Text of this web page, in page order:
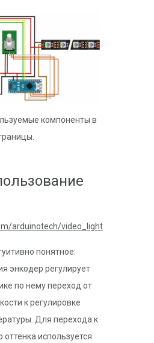
компоненты в
arduinotech/video_light
понятное:
энкодер регулирует
по нему переход от
к регулировке
Для перехода к
используется